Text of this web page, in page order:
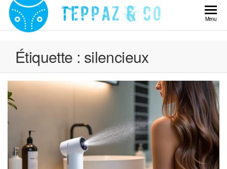
Skip
content
Teppaz
Menu
Étiquette : silencieux